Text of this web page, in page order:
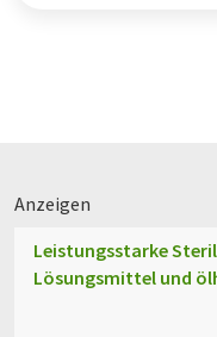
Anzeigen
Leistungsstarke
Lösungsmittel und